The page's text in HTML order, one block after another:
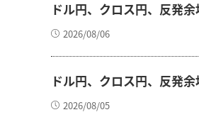
ドル円、クロス円、反発余
2026/08/06
ドル円、クロス円、反発
2026/08/05